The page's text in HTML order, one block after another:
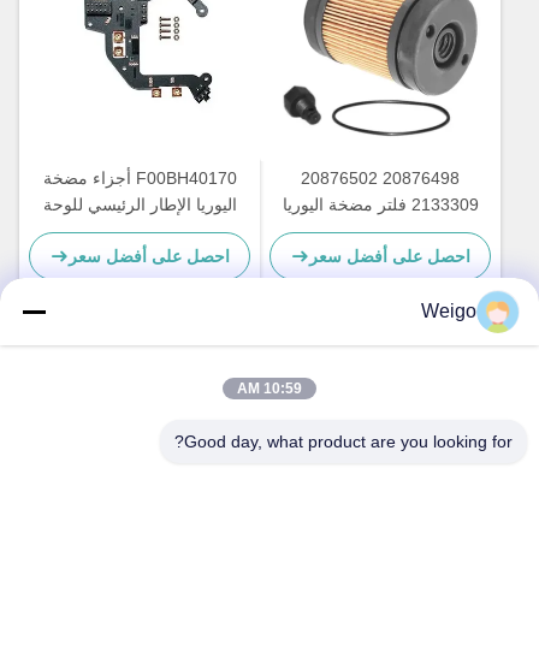
20876498 20876502
2133309 فلتر مضخة اليوريا
لأجزاء إصلاح مضخة Adblue
احصل على أفضل سعر
F00BH40170 أجزاء مضخة
اليوريا الإطار الرئيسي للوحة
الدائرة مضخة اليوريا
احصل على أفضل سعر
عنوان
Weigo
10:59 AM
Good day, what product are you looking for?